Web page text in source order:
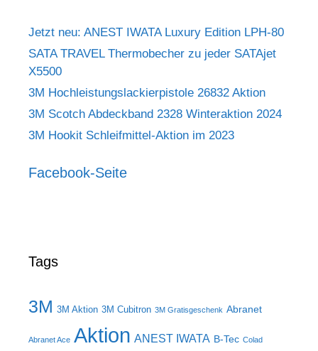
Jetzt neu: ANEST IWATA Luxury Edition LPH-80
SATA TRAVEL Thermobecher zu jeder SATAjet
X5500
3M Hochleistungslackierpistole 26832 Aktion
3M Scotch Abdeckband 2328 Winteraktion 2024
3M Hookit Schleifmittel-Aktion im 2023
Facebook-Seite
Tags
3M 3M Aktion 3M Cubitron 3M Gratisgeschenk Abranet
Abranet Ace Aktion ANEST IWATA B-Tec Colad